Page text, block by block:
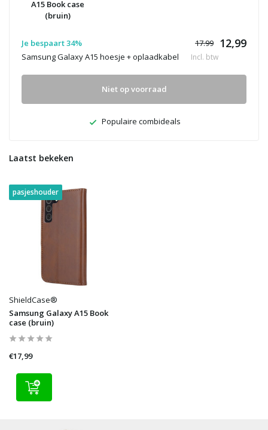
A15 Book case
(bruin)
Je bespaart 34% 17.99 12,99
Samsung Galaxy A15 hoesje + oplaadkabel Incl. btw
Niet op voorraad
Populaire combideals
Laatst bekeken
pasjeshouder
ShieldCase®
Samsung Galaxy A15 Book
case (bruin)
€17,99